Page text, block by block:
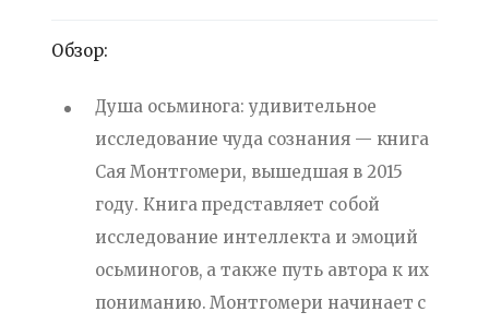
Обзор:
Душа осьминога: удивительное
исследование чуда сознания — книга
Сая Монтгомери, вышедшая в 2015
году. Книга представляет собой
исследование интеллекта и эмоций
осьминогов, а также путь автора к их
пониманию. Монтгомери начинает с